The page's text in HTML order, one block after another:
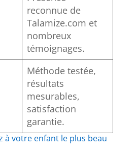
reconnue de
Talamize.com et
nombreux
témoignages.
Méthode testée,
résultats
mesurables,
satisfaction
garantie.
à votre enfant le plus beau